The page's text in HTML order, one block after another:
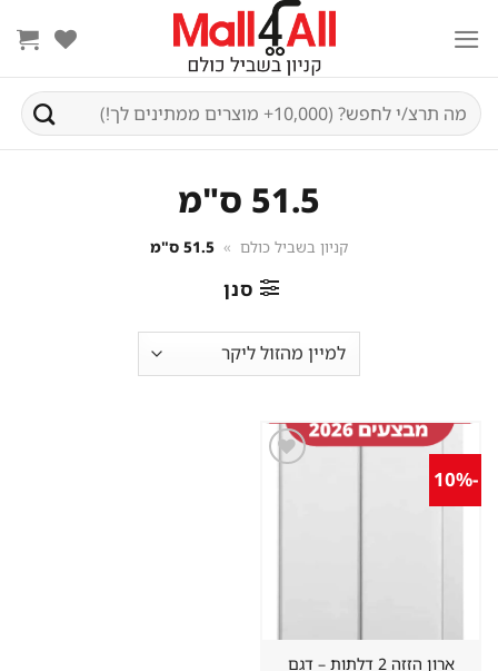
content
חיפוש
עבור:
51.5 ס"מ
קניון בשביל כולם » 51.5 ס"מ
סנן
-10%
ארון הזזה 2 דלתות – דגם